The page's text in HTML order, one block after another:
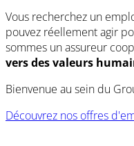
Vous recherchez un
pouvez réellement agir
sommes un assureur
vers des valeurs
Bienvenue au sein du
Découvrez nos offres